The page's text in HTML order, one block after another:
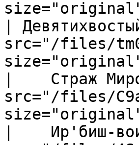
|
src="/files/
|    Страж
src="/files/
|    Ир'биш-